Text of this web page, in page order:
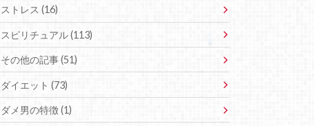
ストレス (16)
スピリチュアル (113)
その他の記事 (51)
ダイエット (73)
ダメ男の特徴 (1)